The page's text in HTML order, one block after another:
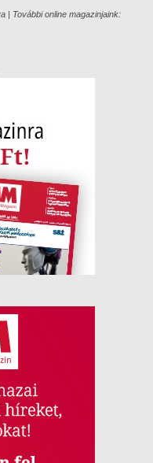
| További online magazinjaink: